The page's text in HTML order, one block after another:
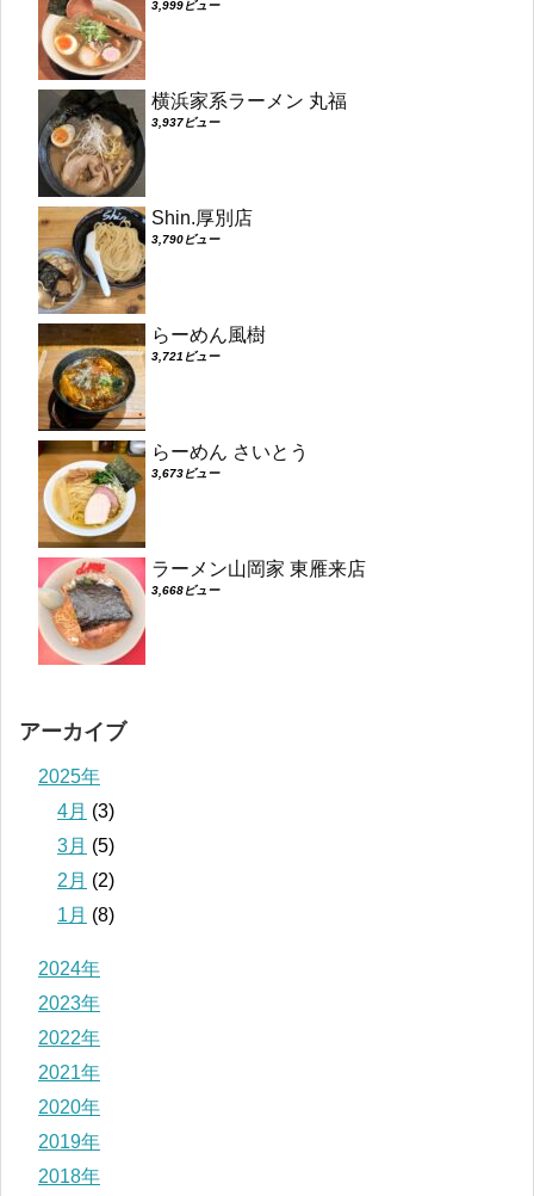
3,999ビュー
横浜家系ラーメン 丸福
3,937ビュー
Shin.厚別店
3,790ビュー
らーめん風樹
3,721ビュー
らーめん さいとう
3,673ビュー
ラーメン山岡家 東雁来店
3,668ビュー
アーカイブ
2025年
4月 (3)
3月 (5)
2月 (2)
1月 (8)
2024年
2023年
2022年
2021年
2020年
2019年
2018年